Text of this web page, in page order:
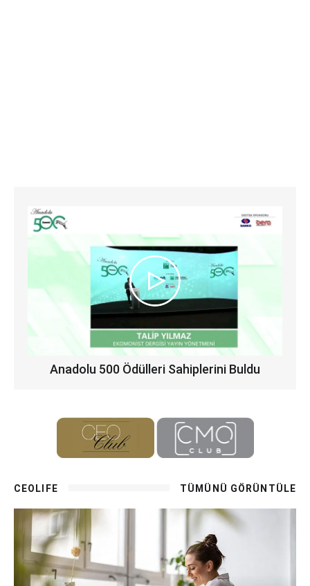
Anadolu 500 Ödülleri Sahiplerini Buldu
CEOLIFE TÜMÜNÜ GÖRÜNTÜLE